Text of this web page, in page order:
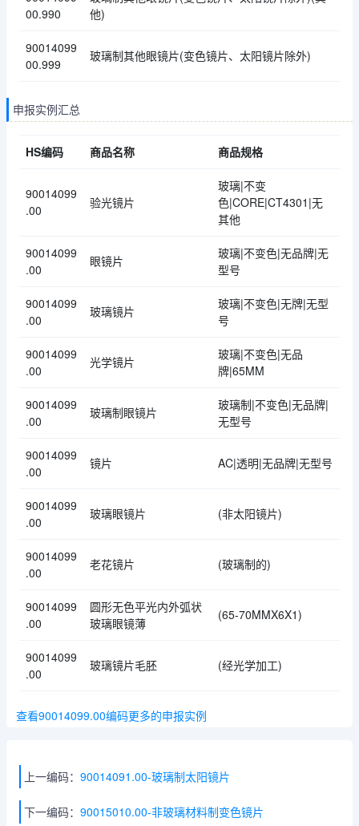
00.990
他)
90014099
00.999
玻璃制其他眼镜片(变色镜片、太阳镜片除外)
申报实例汇总
HS编码 商品名称 商品规格
90014099
.00
验光镜片
玻璃|不变
色|CORE|CT4301|无
其他
90014099
.00
眼镜片
玻璃|不变色|无品牌|无
型号
90014099
.00
玻璃镜片
玻璃|不变色|无牌|无型
号
90014099
.00
光学镜片
玻璃|不变色|无品
牌|65MM
90014099
.00
玻璃制眼镜片
玻璃制|不变色|无品牌|
无型号
90014099
.00
镜片 AC|透明|无品牌|无型号
90014099
.00
玻璃眼镜片 (非太阳镜片)
90014099
.00
老花镜片 (玻璃制的)
90014099
.00
圆形无色平光内外弧状
玻璃眼镜薄
(65-70MMX6X1)
90014099
.00
玻璃镜片毛胚 (经光学加工)
查看90014099.00编码更多的申报实例
上一编码： 90014091.00-玻璃制太阳镜片
下一编码： 90015010.00-非玻璃材料制变色镜片